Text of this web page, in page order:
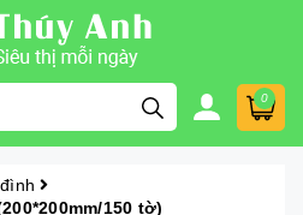
0
150 tờ)